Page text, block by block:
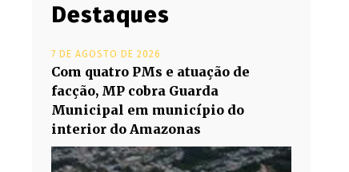
Destaques
7 DE AGOSTO DE 2026
Com quatro PMs e atuação de
facção, MP cobra Guarda
Municipal em município do
interior do Amazonas